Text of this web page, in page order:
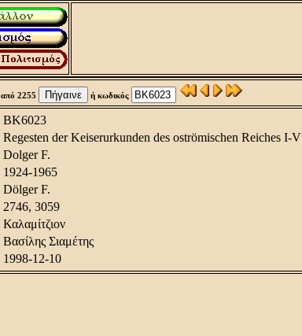
από 2255 ή κωδικός
BK6023
Regesten der Keiserurkunden des oströmischen Reiches I-V
Dolger F.
1924-1965
Dölger F.
2746, 3059
Καλαμίτζιον
Βασίλης Σιαμέτης
1998-12-10